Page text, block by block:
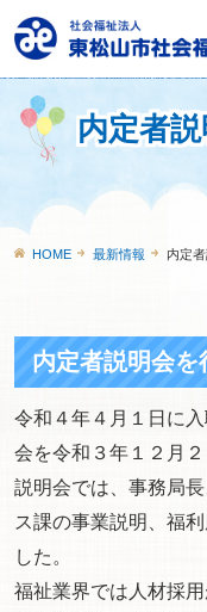
内定者
HOME 最新情報 内定
内定者説明会を
令和４年４月１日に
会を令和３年１２月２
説明会では、事務局
ス課の事業説明、福
した。
福祉業界では人材採